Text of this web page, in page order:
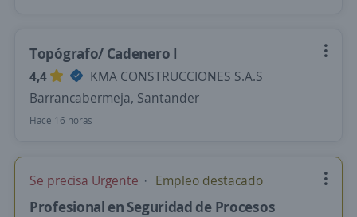
Topógrafo/ Cadenero I
4,4
KMA CONSTRUCCIONES S.A.S
Barrancabermeja, Santander
Hace 16 horas
Se precisa Urgente Empleo destacado
Profesional en Seguridad de Procesos